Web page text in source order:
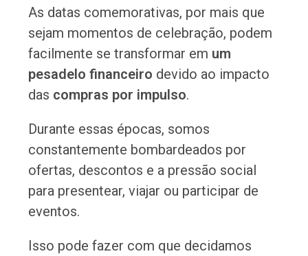
As datas comemorativas, por mais que
sejam momentos de celebração, podem
facilmente se transformar em um
pesadelo financeiro devido ao impacto
das compras por impulso.
Durante essas épocas, somos
constantemente bombardeados por
ofertas, descontos e a pressão social
para presentear, viajar ou participar de
eventos.
Isso pode fazer com que decidamos